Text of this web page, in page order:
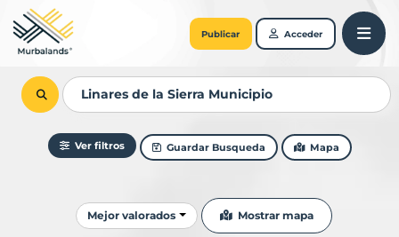
Publicar Acceder
Ver filtros Guardar Busqueda Mapa
Ordenar resultados
Mejor valorados Mostrar mapa